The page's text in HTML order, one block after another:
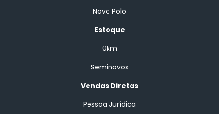
Novo Polo
Estoque
0km
Seminovos
Vendas Diretas
Pessoa Jurídica